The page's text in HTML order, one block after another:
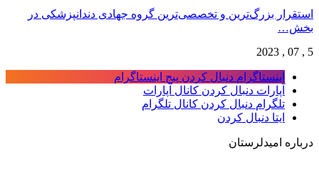
استقرار بزرگ‌ترین و تخصصی‌ترین گروه جهادی دندانپزشکی در
بخش…
5 , 07 , 2023
اینستاگرام دنبال کردن پیج اینستاگرام
آپارات دنبال کردن کانال آپارات
تلگرام دنبال کردن کانال تلگرام
ایتا دنبال کردن
درباره امیدلرستان